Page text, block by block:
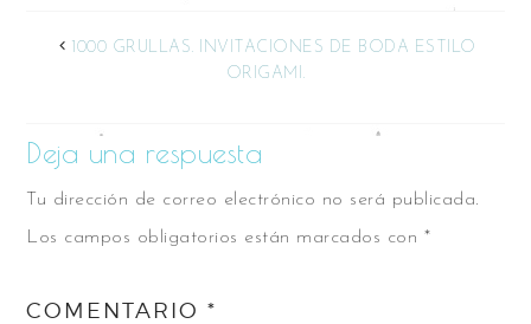
1000 GRULLAS. INVITACIONES DE BODA ESTILO
ORIGAMI.
Deja una respuesta
Tu dirección de correo electrónico no será publicada.
Los campos obligatorios están marcados con *
COMENTARIO*